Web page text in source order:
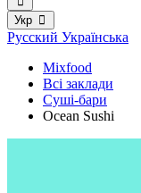
Укр
Русский Українська
Mixfood
Всі заклади
Суші-бари
Ocean Sushi